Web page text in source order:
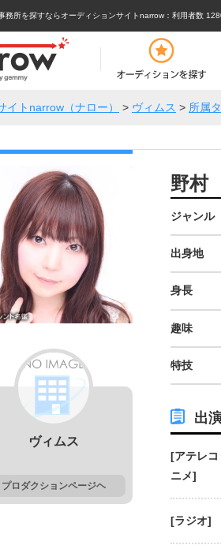
務所を探すならオーディションサイトnarrow ：利用者数
イトnarrow（ナロー） > ヴィムス > 所属
ヴィムス
プロダクションページヘ
野村
ジャンル
出身地
身長
趣味
特技
出
[アテレコ
ニメ]
[ラジオ]